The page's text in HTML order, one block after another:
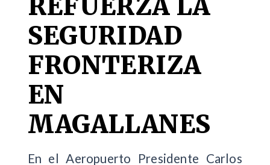
SEGURIDAD
FRONTERIZA
EN
MAGALLANES
En el Aeropuerto Presidente Carlos